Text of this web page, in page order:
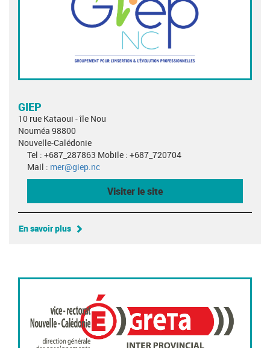
GIEP
10 rue Kataoui - île Nou
Nouméa 98800
Nouvelle-Calédonie
Tel : +687_287863 Mobile : +687_720704
Mail : mer@giep.nc
Visiter le site
En savoir plus